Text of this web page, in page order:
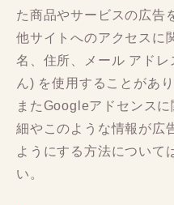
た商品やサービスの広告
他サイトへのアクセスに
名、住所、メール アド
ん) を使用することがあり
またGoogleアドセンス
細やこのような情報が広
ようにする方法について
い。